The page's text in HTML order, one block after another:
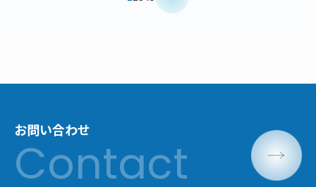
お問い合わせ